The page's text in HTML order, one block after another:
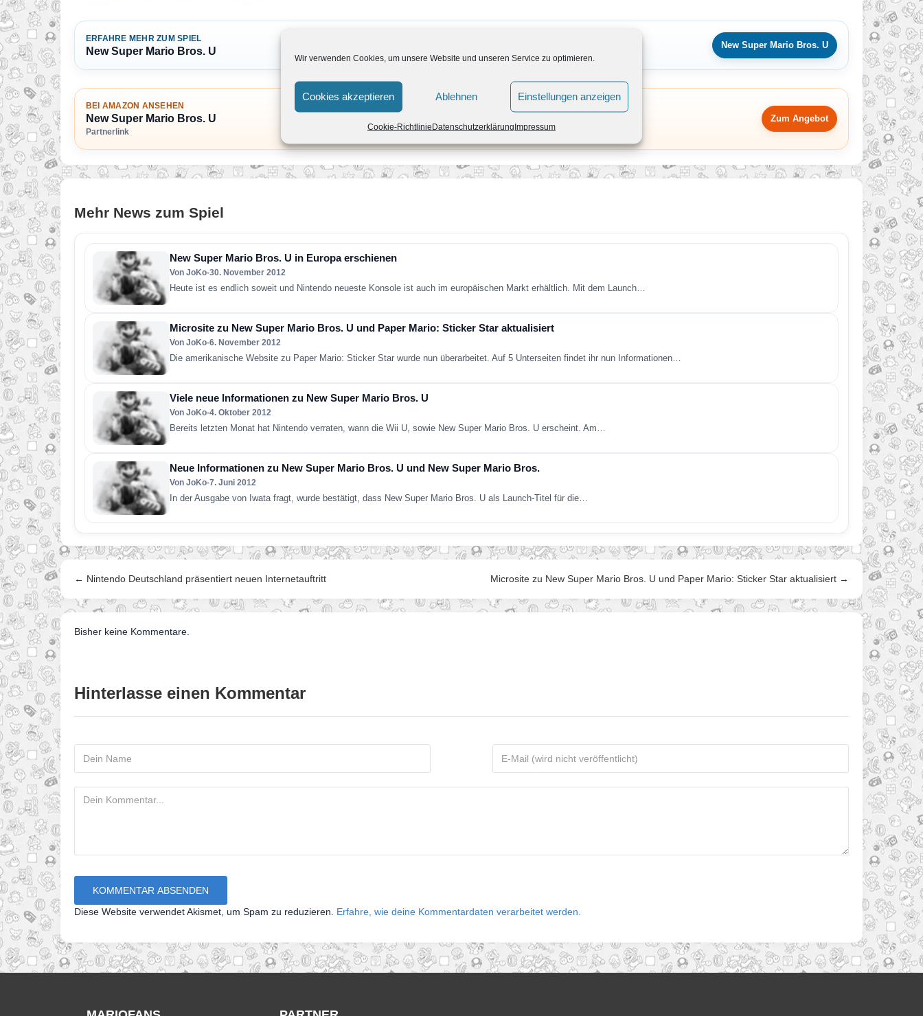
Wir verwenden Cookies, um unsere Website und unseren Service zu optimieren.
Cookies akzeptieren Ablehnen Einstellungen anzeigen
Cookie-RichtlinieDatenschutzerklärungImpressum
ERFAHRE MEHR ZUM SPIEL
New Super Mario Bros. U
New Super Mario Bros. U
BEI AMAZON ANSEHEN
New Super Mario Bros. U
Partnerlink
Zum Angebot
Mehr News zum Spiel
New Super Mario Bros. U in Europa erschienen
Von JoKo•30. November 2012
Heute ist es endlich soweit und Nintendo neueste Konsole ist auch im europäischen Markt erhältlich. Mit dem Launch…
Microsite zu New Super Mario Bros. U und Paper Mario: Sticker Star aktualisiert
Von JoKo•6. November 2012
Die amerikanische Website zu Paper Mario: Sticker Star wurde nun überarbeitet. Auf 5 Unterseiten findet ihr nun Informationen…
Viele neue Informationen zu New Super Mario Bros. U
Von JoKo•4. Oktober 2012
Bereits letzten Monat hat Nintendo verraten, wann die Wii U, sowie New Super Mario Bros. U erscheint. Am…
Neue Informationen zu New Super Mario Bros. U und New Super Mario Bros.
Von JoKo•7. Juni 2012
In der Ausgabe von Iwata fragt, wurde bestätigt, dass New Super Mario Bros. U als Launch-Titel für die…
← Nintendo Deutschland präsentiert neuen Internetauftritt Microsite zu New Super Mario Bros. U und Paper Mario: Sticker Star aktualisiert →
Bisher keine Kommentare.
Hinterlasse einen Kommentar
Diese Website verwendet Akismet, um Spam zu reduzieren. Erfahre, wie deine Kommentardaten verarbeitet werden.